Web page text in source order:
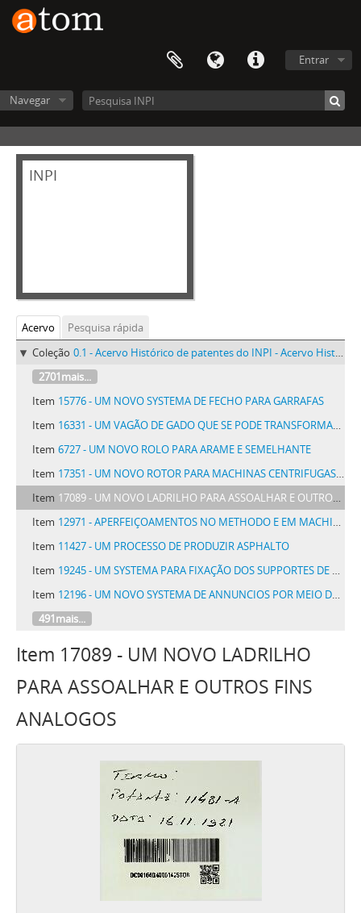
Entrar
Navegar
INPI
Acervo
Pesquisa rápida
Coleção 0.1 - Acervo Histórico de patentes do INPI - Acervo Histórico de patentes do INPI
2701mais...
Item 15776 - UM NOVO SYSTEMA DE FECHO PARA GARRAFAS
Item 16331 - UM VAGÃO DE GADO QUE SE PODE TRANSFORMAR FACILMENTE EM UM VAGÃO DE CARGA
Item 6727 - UM NOVO ROLO PARA ARAME E SEMELHANTE
Item 17351 - UM NOVO ROTOR PARA MACHINAS CENTRIFUGAS TAES COMO TURBINAS HYDRAULICAS, TURBINAS A VAPOR OU GAZ E BOMBAS CENTRIFUGAS
Item 17089 - UM NOVO LADRILHO PARA ASSOALHAR E OUTROS FINS ANALOGOS
Item 12971 - APERFEIÇOAMENTOS NO METHODO E EM MACHINAS DE CAPSULAR GARRAFAS E SEMELHANTES
Item 11427 - UM PROCESSO DE PRODUZIR ASPHALTO
Item 19245 - UM SYSTEMA PARA FIXAÇÃO DOS SUPPORTES DE LAMPADAS ELECTRICAS DE INCANDESCENCIA
Item 12196 - UM NOVO SYSTEMA DE ANNUNCIOS POR MEIO DE GRAVAÇÃO EM ESPELHOS
491mais...
Item 17089 - UM NOVO LADRILHO
PARA ASSOALHAR E OUTROS FINS
ANALOGOS